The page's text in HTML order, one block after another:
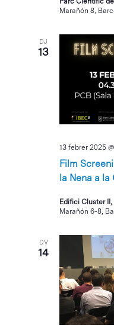
Marañón 8,
DJ
13
Film
la Nena a la
13 febrer 2025
Edifici Cluster
Marañón 6-8,
DV
14